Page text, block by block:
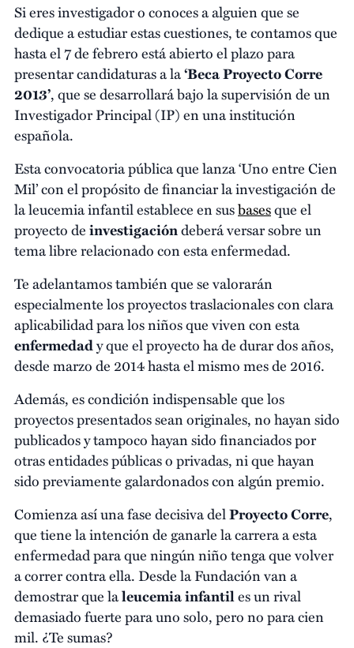
Si eres investigador o conoces a alguien que se
dedique a estudiar estas cuestiones, te contamos que
hasta el 7 de febrero está abierto el plazo para
presentar candidaturas a la‘Beca Proyecto Corre
2013’, que se desarrollará bajo la supervisión de un
Investigador Principal (IP) en una institución
española.
Esta convocatoria pública que lanza ‘Uno entre Cien
Mil’ con el propósito de financiar la investigación de
la leucemia infantil establece en susbasesque el
proyecto deinvestigacióndeberá versar sobre un
tema libre relacionado con esta enfermedad.
Te adelantamos también que se valorarán
especialmente los proyectos traslacionales con clara
aplicabilidad para los niños que viven con esta
enfermedady que el proyecto ha de durar dos años,
desde marzo de 2014 hasta el mismo mes de 2016.
Además, es condición indispensable que los
proyectos presentados sean originales, no hayan sido
publicados y tampoco hayan sido financiados por
otras entidades públicas o privadas, ni que hayan
sido previamente galardonados con algún premio.
Comienza así una fase decisiva delProyecto Corre,
que tiene la intención de ganarle la carrera a esta
enfermedad para que ningún niño tenga que volver
a correr contra ella. Desde la Fundación van a
demostrar que laleucemia infantiles un rival
demasiado fuerte para uno solo, pero no para cien
mil. ¿Te sumas?